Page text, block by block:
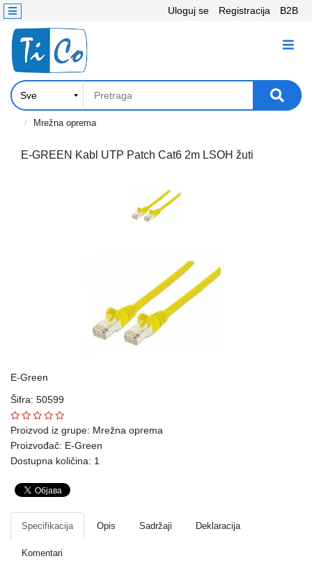
Uloguj se Registracija B2B
KATEGORIJE
Računari,
Komponente
Laptop
tablet
tehnika
Telefoni
Mrežna
oprema
Gaming
Kontakt
Mrežna oprema
E-GREEN Kabl UTP Patch Cat6 2m LSOH žuti
E-Green
Šifra: 50599
Proizvod iz grupe: Mrežna oprema
Proizvođač: E-Green
Dostupna količina: 1
Specifikacija Opis Sadržaji Deklaracija
Komentari